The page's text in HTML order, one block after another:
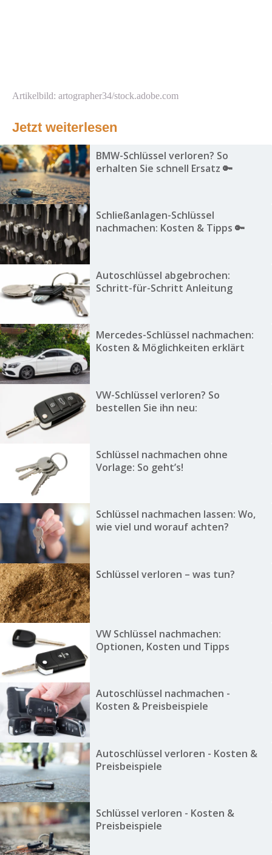
Artikelbild: artographer34/stock.adobe.com
Jetzt weiterlesen
BMW-Schlüssel verloren? So
erhalten Sie schnell Ersatz 🔑
Schließanlagen-Schlüssel
nachmachen: Kosten & Tipps 🔑
Autoschlüssel abgebrochen:
Schritt-für-Schritt Anleitung
Mercedes-Schlüssel nachmachen:
Kosten & Möglichkeiten erklärt
VW-Schlüssel verloren? So
bestellen Sie ihn neu:
Schlüssel nachmachen ohne
Vorlage: So geht’s!
Schlüssel nachmachen lassen: Wo,
wie viel und worauf achten?
Schlüssel verloren – was tun?
VW Schlüssel nachmachen:
Optionen, Kosten und Tipps
Autoschlüssel nachmachen -
Kosten & Preisbeispiele
Autoschlüssel verloren - Kosten &
Preisbeispiele
Schlüssel verloren - Kosten &
Preisbeispiele